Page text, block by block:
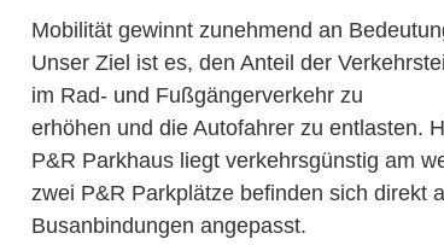
Mobilität gewinnt zunehmend an
Unser Ziel ist es, den Anteil der
im Rad- und Fußgängerverkehr zu
erhöhen und die Autofahrer zu entlasten.
P&R Parkhaus liegt verkehrsgünstig am
zwei P&R Parkplätze befinden sich direkt
Busanbindungen angepasst.